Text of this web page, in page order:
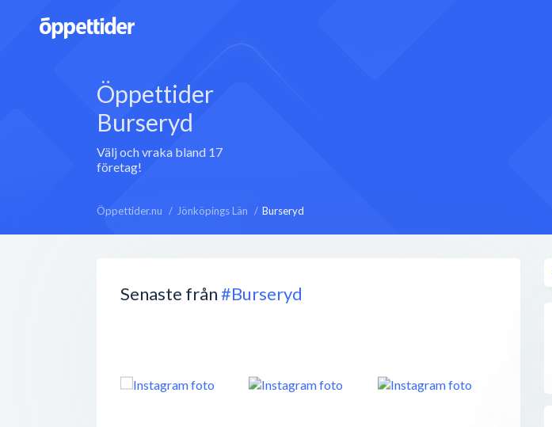
Öppettider
Burseryd
Välj och vraka bland 17
företag!
Öppettider.nu Jönköpings Län Burseryd
Senaste från#Burseryd